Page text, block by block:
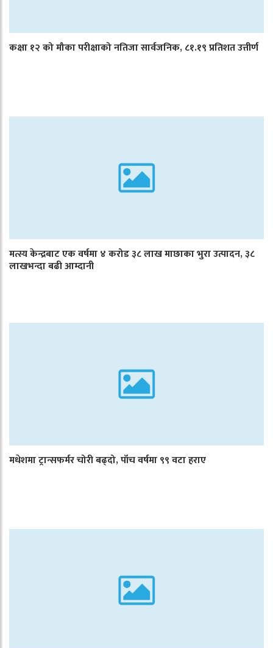
कक्षा १२ को मौका परीक्षाको नतिजा सार्वजनिक, ८१.१९ प्रतिशत उत्तीर्ण
मत्स्य केन्द्रबाट एक वर्षमा ४ करोड ३८ लाख माछाका भुरा उत्पादन, ३८
लाखभन्दा बढी आम्दानी
मधेशमा ट्रान्सफर्मर चोरी बढ्दो, पाँच वर्षमा ९९ वटा हराए